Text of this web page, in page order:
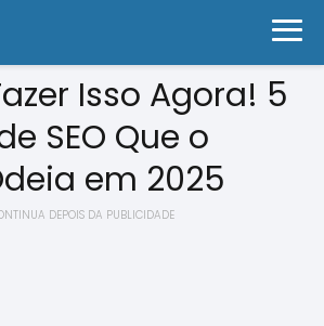
Isso Agora! 5
SEO Que o
em 2025
DEPOIS DA PUBLICIDADE